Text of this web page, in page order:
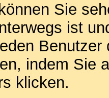
Sie
ist
indem Sie
klicken.